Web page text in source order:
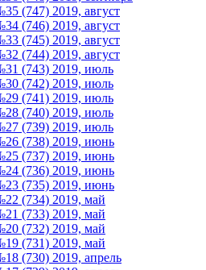
(747) 2019, август
(746) 2019, август
(745) 2019, август
(744) 2019, август
(743) 2019, июль
(742) 2019, июль
(741) 2019, июль
(740) 2019, июль
(739) 2019, июль
(738) 2019, июнь
(737) 2019, июнь
(736) 2019, июнь
(735) 2019, июнь
(734) 2019, май
(733) 2019, май
(732) 2019, май
(731) 2019, май
(730) 2019, апрель